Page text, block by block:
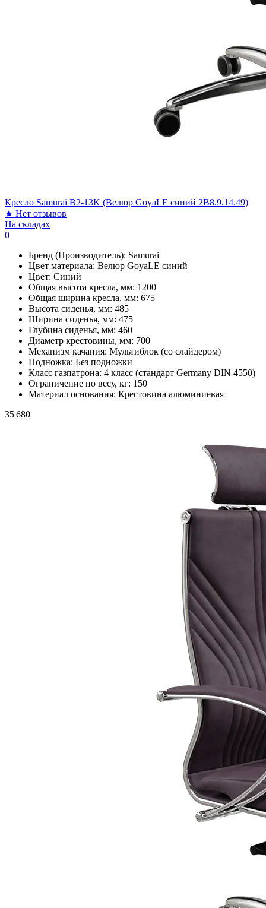
Кресло Samurai B2-13K (Велюр GoyaLE синий 2B8.9.14.49)
★ Нет отзывов
На складах
0
Бренд (Производитель): Samurai
Цвет материала: Велюр GoyaLE синий
Цвет: Синий
Общая высота кресла, мм: 1200
Общая ширина кресла, мм: 675
Высота сиденья, мм: 485
Ширина сиденья, мм: 475
Глубина сиденья, мм: 460
Диаметр крестовины, мм: 700
Механизм качания: Мультиблок (со слайдером)
Подножка: Без подножки
Класс газпатрона: 4 класс (стандарт Germany DIN 4550)
Ограничение по весу, кг: 150
Материал основания: Крестовина алюминиевая
35 680